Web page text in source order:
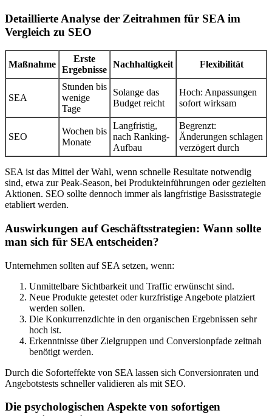
Detaillierte Analyse der Zeitrahmen für SEA im
Vergleich zu SEO
Maßnahme
Erste
Ergebnisse
Nachhaltigkeit Flexibilität
SEA
Stunden bis
wenige
Tage
Solange das
Budget reicht
Hoch: Anpassungen
sofort wirksam
SEO
Wochen bis
Monate
Langfristig,
nach Ranking-
Aufbau
Begrenzt:
Änderungen schlagen
verzögert durch
SEA ist das Mittel der Wahl, wenn schnelle Resultate notwendig
sind, etwa zur Peak-Season, bei Produkteinführungen oder gezielten
Aktionen. SEO sollte dennoch immer als langfristige Basisstrategie
etabliert werden.
Auswirkungen auf Geschäftsstrategien: Wann sollte
man sich für SEA entscheiden?
Unternehmen sollten auf SEA setzen, wenn:
Unmittelbare Sichtbarkeit und Traffic erwünscht sind.
Neue Produkte getestet oder kurzfristige Angebote platziert
werden sollen.
Die Konkurrenzdichte in den organischen Ergebnissen sehr
hoch ist.
Erkenntnisse über Zielgruppen und Conversionpfade zeitnah
benötigt werden.
Durch die Soforteffekte von SEA lassen sich Conversionraten und
Angebotstests schneller validieren als mit SEO.
Die psychologischen Aspekte von sofortigen